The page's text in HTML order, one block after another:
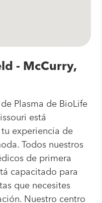
- McCurry,
Plasma de BioLife
está
experiencia de
Todos nuestros
de primera
capacitado para
que necesites
Nuestro centro